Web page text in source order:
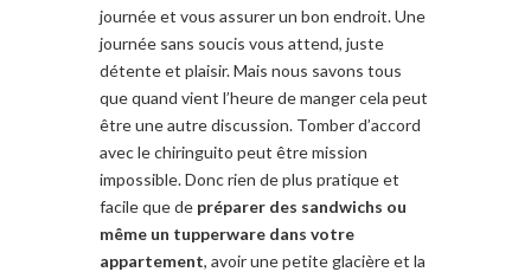
journée et vous assurer un bon endroit. Une
journée sans soucis vous attend, juste
détente et plaisir. Mais nous savons tous
que quand vient l’heure de manger cela peut
être une autre discussion. Tomber d’accord
avec le chiringuito peut être mission
impossible. Donc rien de plus pratique et
facile que de préparer des sandwichs ou
même un tupperware dans votre
appartement, avoir une petite glacière et la